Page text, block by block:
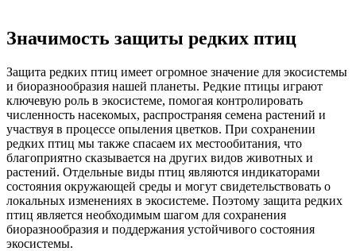
Значимость защиты редких птиц
Защита редких птиц имеет огромное значение для экосистемы
и биоразнообразия нашей планеты. Редкие птицы играют
ключевую роль в экосистеме, помогая контролировать
численность насекомых, распространяя семена растений и
участвуя в процессе опыления цветков. При сохранении
редких птиц мы также спасаем их местообитания, что
благоприятно сказывается на других видов животных и
растений. Отдельные виды птиц являются индикаторами
состояния окружающей среды и могут свидетельствовать о
локальных изменениях в экосистеме. Поэтому защита редких
птиц является необходимым шагом для сохранения
биоразнообразия и поддержания устойчивого состояния
экосистемы.